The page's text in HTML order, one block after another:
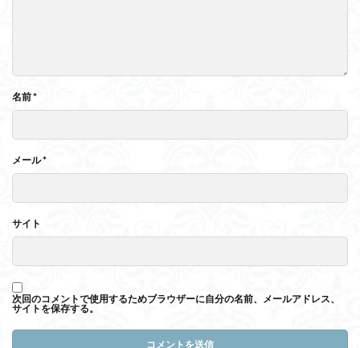
名前*
メール*
サイト
次回のコメントで使用するためブラウザーに自分の名前、メールアドレス、
サイトを保存する。